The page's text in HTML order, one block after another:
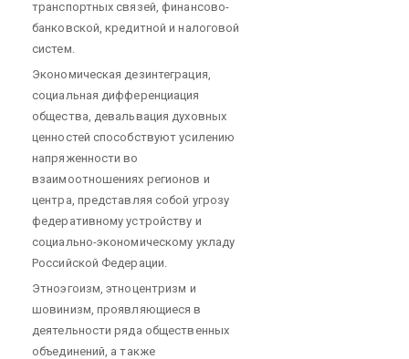
транспортных связей, финансово-
банковской, кредитной и налоговой
систем.
Экономическая дезинтеграция,
социальная дифференциация
общества, девальвация духовных
ценностей способствуют усилению
напряженности во
взаимоотношениях регионов и
центра, представляя собой угрозу
федеративному устройству и
социально-экономическому укладу
Российской Федерации.
Этноэгоизм, этноцентризм и
шовинизм, проявляющиеся в
деятельности ряда общественных
объединений, а также